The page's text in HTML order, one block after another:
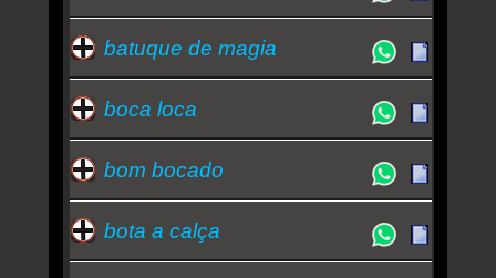
batuque de magia
boca loca
bom bocado
bota a calça